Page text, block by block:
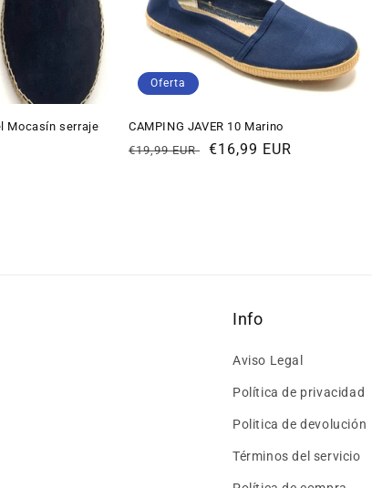
Mocasín serraje
Oferta
CAMPING JAVER 10 Marino
Precio
€19,99 EUR
Precio
€16,99 EUR
Info
Aviso Legal
Política de privacidad
Politica de devolución
Términos del servicio